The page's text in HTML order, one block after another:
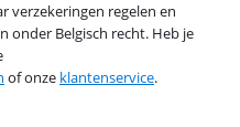
verzekeringen regelen en
onder Belgisch recht. Heb je
of onze klantenservice.